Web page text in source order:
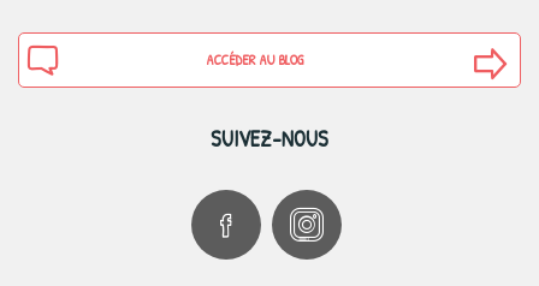
ACCÉDER AU BLOG
SUIVEZ-NOUS